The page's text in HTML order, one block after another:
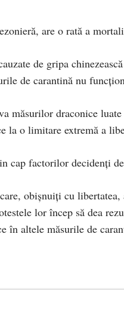
are o rată a
de gripa
de carantină nu
măsurilor draconice
la o limitare extremă a
cap factorilor decidenți
obișnuiți cu
lor încep să dea
în altele măsurile de